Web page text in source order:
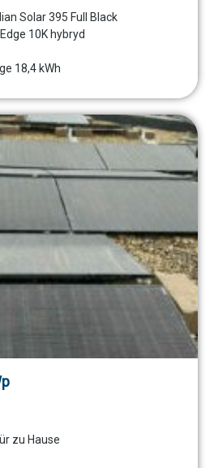
Solar 395 Full Black
10K hybryd
18,4 kWh
zu Hause